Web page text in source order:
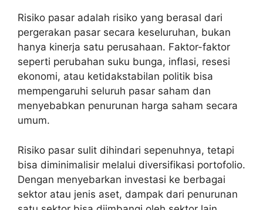
Risiko pasar adalah risiko yang berasal dari
pergerakan pasar secara keseluruhan, bukan
hanya kinerja satu perusahaan. Faktor-faktor
seperti perubahan suku bunga, inflasi, resesi
ekonomi, atau ketidakstabilan politik bisa
mempengaruhi seluruh pasar saham dan
menyebabkan penurunan harga saham secara
umum.
Risiko pasar sulit dihindari sepenuhnya, tetapi
bisa diminimalisir melalui diversifikasi portofolio.
Dengan menyebarkan investasi ke berbagai
sektor atau jenis aset, dampak dari penurunan